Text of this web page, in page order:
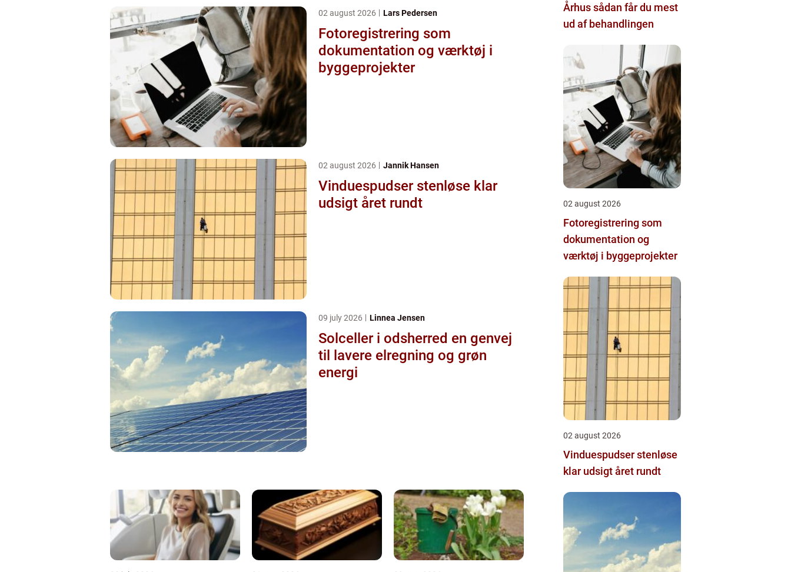
02 august 2026 Lars Pedersen
Fotoregistrering som
dokumentation og værktøj i
byggeprojekter
02 august 2026 Jannik Hansen
Vinduespudser stenløse klar
udsigt året rundt
09 july 2026 Linnea Jensen
Solceller i odsherred en genvej
til lavere elregning og grøn
energi
Århus sådan får du mest
ud af behandlingen
02 august 2026
Fotoregistrering som
dokumentation og
værktøj i byggeprojekter
02 august 2026
Vinduespudser stenløse
klar udsigt året rundt